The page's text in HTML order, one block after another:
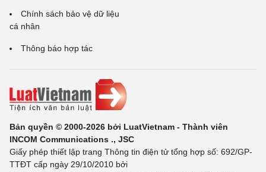
Chính sách bảo vệ dữ liệu
cá nhân
Thông báo hợp tác
Bản quyền © 2000-2026 bởi LuatVietnam - Thành viên
INCOM Communications ., JSC
Giấy phép thiết lập trang Thông tin điện tử tổng hợp số: 692/GP-
TTĐT cấp ngày 29/10/2010 bởi